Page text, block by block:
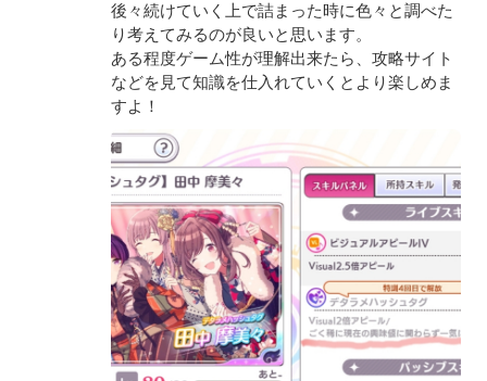
後々続けていく上で詰まった時に色々と調べた
り考えてみるのが良いと思います。
ある程度ゲーム性が理解出来たら、攻略サイト
などを見て知識を仕入れていくとより楽しめま
すよ！